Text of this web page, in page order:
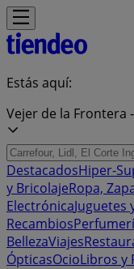
Estás aquí:
Vejer de la Frontera
DestacadosHiper-
y BricolajeRopa,
ElectrónicaJuguetes
Recambios
BellezaViajes
ÓpticasOcioLibros y